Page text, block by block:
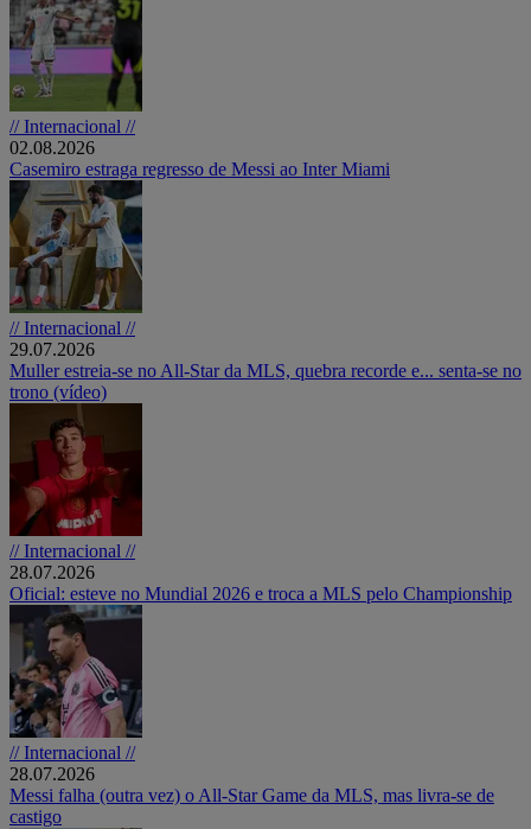
// Internacional //
02.08.2026
Casemiro estraga regresso de Messi ao Inter Miami
// Internacional //
29.07.2026
Muller estreia-se no All-Star da MLS, quebra recorde e... senta-se no
trono (vídeo)
// Internacional //
28.07.2026
Oficial: esteve no Mundial 2026 e troca a MLS pelo Championship
// Internacional //
28.07.2026
Messi falha (outra vez) o All-Star Game da MLS, mas livra-se de
castigo